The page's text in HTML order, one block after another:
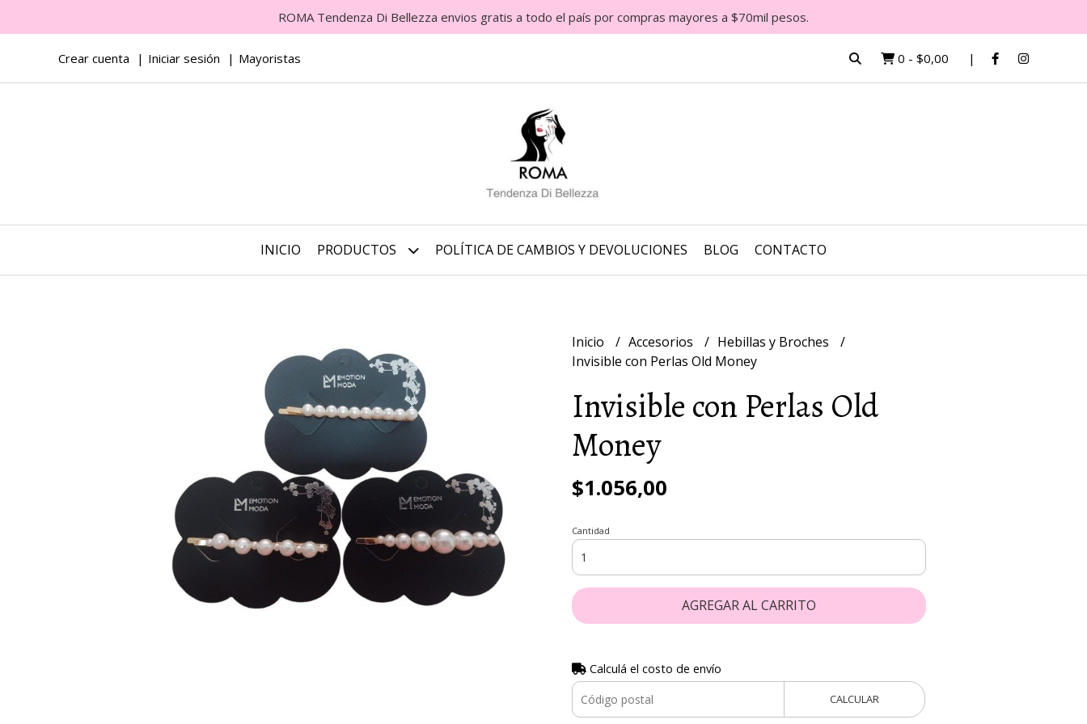
ROMA Tendenza Di Bellezza envios gratis a todo el país por compras mayores a $70mil pesos.
Crear cuenta Iniciar sesión Mayoristas 0 - $0,00
INICIO PRODUCTOS POLÍTICA DE CAMBIOS Y DEVOLUCIONES BLOG CONTACTO
Inicio Accesorios
Hebillas y Broches
Invisible con Perlas Old Money
Invisible con Perlas Old
Money
$1.056,00
Cantidad
AGREGAR AL CARRITO
Calculá el costo de envío
CALCULAR